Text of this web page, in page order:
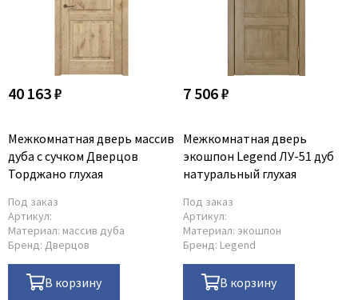
40 163 ₽
Межкомнатная дверь массив
дуба с сучком Дверцов
Торджано глухая
Под заказ
Артикул:
Материал: массив дуба
Бренд: Дверцов
В корзину
7 506 ₽
Межкомнатная дверь
экошпон Legend ЛУ-51 дуб
натуральный глухая
Под заказ
Артикул:
Материал: экошпон
Бренд: Legend
В корзину